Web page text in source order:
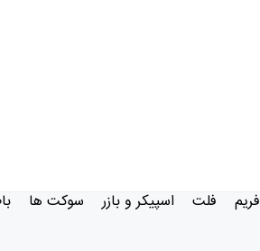
فریم فلت اسپیکر و بازر سوکت ها